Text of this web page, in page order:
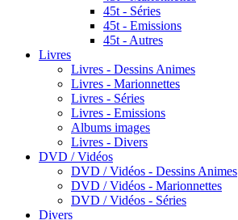
45t - Séries
45t - Emissions
45t - Autres
Livres
Livres - Dessins Animes
Livres - Marionnettes
Livres - Séries
Livres - Emissions
Albums images
Livres - Divers
DVD / Vidéos
DVD / Vidéos - Dessins Animes
DVD / Vidéos - Marionnettes
DVD / Vidéos - Séries
Divers